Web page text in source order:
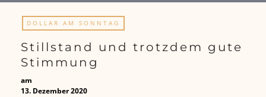
DOLLAR AM SONNTAG
Stillstand und trotzdem gute
Stimmung
am
13. Dezember 2020